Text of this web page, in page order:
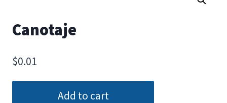
Canotaje
$0.01
Add to cart